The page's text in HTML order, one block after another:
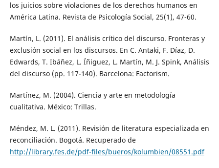
los juicios sobre violaciones de los derechos humanos en
América Latina. Revista de Psicología Social, 25(1), 47-60.
Martín, L. (2011). El análisis crítico del discurso. Fronteras y
exclusión social en los discursos. En C. Antaki, F. Díaz, D.
Edwards, T. Ibáñez, L. Íñiguez, L. Martín, M. J. Spink, Análisis
del discurso (pp. 117-140). Barcelona: Factorism.
Martínez, M. (2004). Ciencia y arte en metodología
cualitativa. México: Trillas.
Méndez, M. L. (2011). Revisión de literatura especializada en
reconciliación. Bogotá. Recuperado de
http://library.fes.de/pdf-files/bueros/kolumbien/08551.pdf